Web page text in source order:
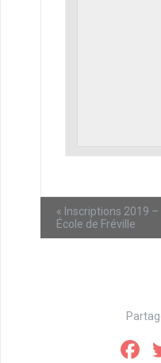
« Inscriptions 2019 –
École de Fréville